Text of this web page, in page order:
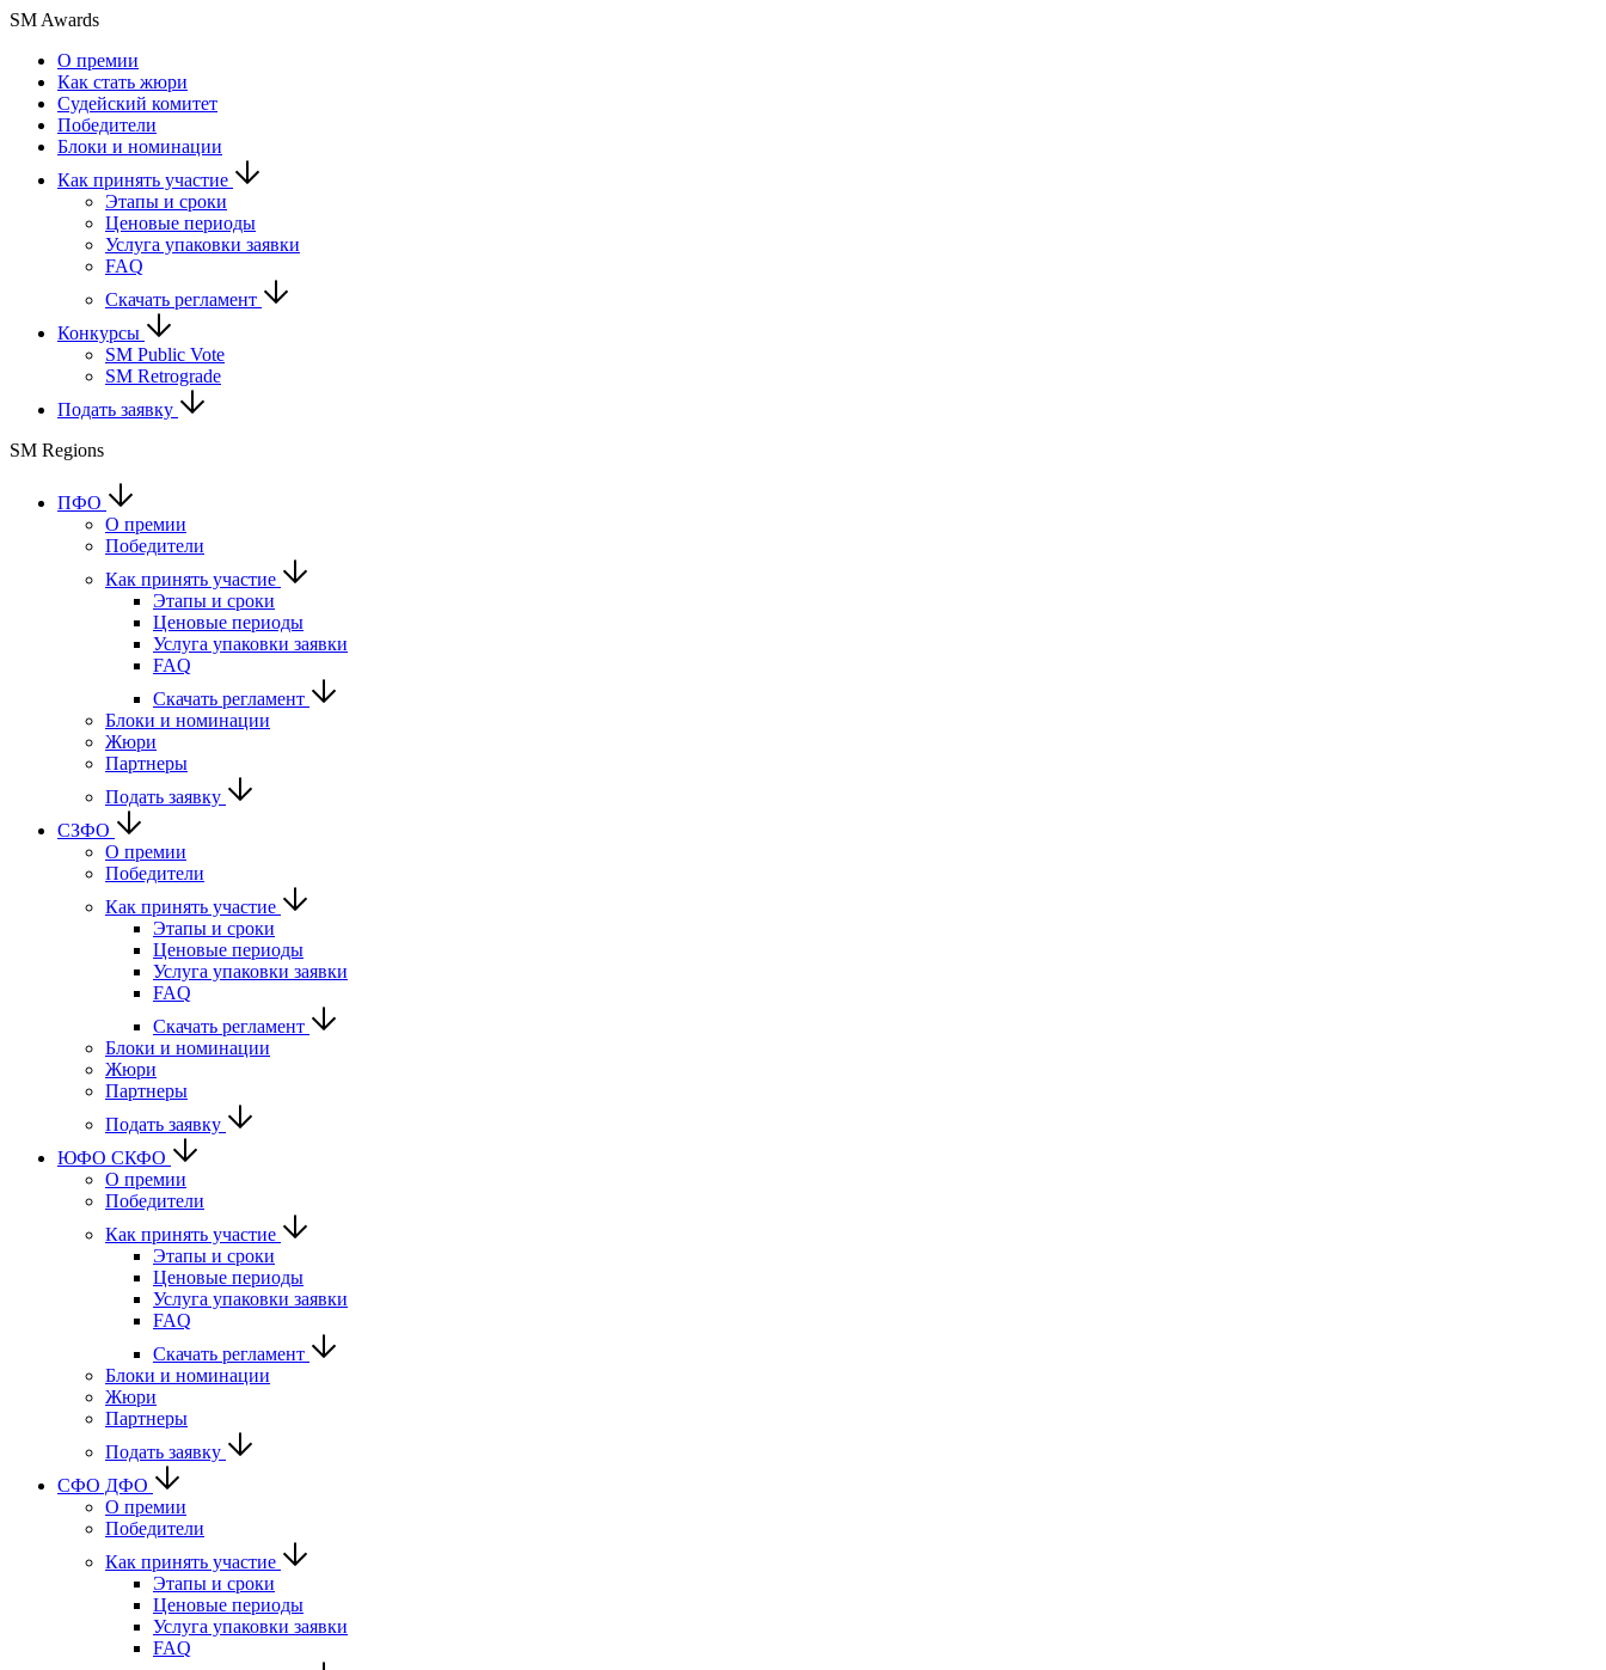
SM Awards
О премии
Как стать жюри
Судейский комитет
Победители
Блоки и номинации
Как принять участие
Этапы и сроки
Ценовые периоды
Услуга упаковки заявки
FAQ
Скачать регламент
Конкурсы
SM Public Vote
SM Retrograde
Подать заявку
SM Regions
ПФО
О премии
Победители
Как принять участие
Этапы и сроки
Ценовые периоды
Услуга упаковки заявки
FAQ
Скачать регламент
Блоки и номинации
Жюри
Партнеры
Подать заявку
СЗФО
О премии
Победители
Как принять участие
Этапы и сроки
Ценовые периоды
Услуга упаковки заявки
FAQ
Скачать регламент
Блоки и номинации
Жюри
Партнеры
Подать заявку
ЮФО СКФО
О премии
Победители
Как принять участие
Этапы и сроки
Ценовые периоды
Услуга упаковки заявки
FAQ
Скачать регламент
Блоки и номинации
Жюри
Партнеры
Подать заявку
CФО ДФО
О премии
Победители
Как принять участие
Этапы и сроки
Ценовые периоды
Услуга упаковки заявки
FAQ